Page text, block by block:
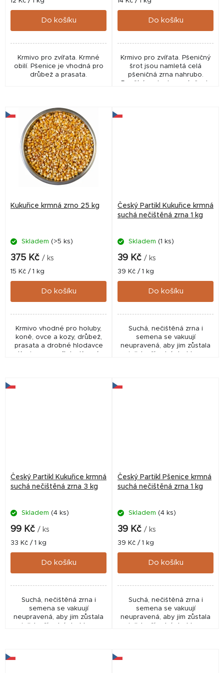
cena:
Do košíku
Krmivo pro zvířata. Krmné
obilí. Pšenice je vhodná pro
drůbež a prasata.
cena:
Do košíku
Krmivo pro zvířata. Pšeničný
šrot jsou namletá celá
pšeničná zrna nahrubo.
Používá se ke krmení všech
Kukuřice krmná zrno 25 kg
Skladem (>5 ks)
375 Kč / ks
Měrná
cena:
15 Kč / 1 kg
Do košíku
Krmivo vhodné pro holuby,
koně, ovce a kozy, drůbež,
prasata a drobné hlodavce
Český Partikl Kukuřice krmná
suchá nečištěná zrna 1 kg
Skladem (1 ks)
39 Kč / ks
Měrná
cena:
39 Kč / 1 kg
Do košíku
Suchá, nečištěná zrna i
semena se vakuují
neupravená, aby jim zůstala
Český Partikl Kukuřice krmná
suchá nečištěná zrna 3 kg
Skladem (4 ks)
99 Kč / ks
Měrná
cena:
33 Kč / 1 kg
Do košíku
Suchá, nečištěná zrna i
semena se vakuují
neupravená, aby jim zůstala
jejich přírodní struktura
Český Partikl Pšenice krmná
suchá nečištěná zrna 1 kg
Skladem (4 ks)
39 Kč / ks
Měrná
cena:
39 Kč / 1 kg
Do košíku
Suchá, nečištěná zrna i
semena se vakuují
neupravená, aby jim zůstala
jejich přírodní struktura